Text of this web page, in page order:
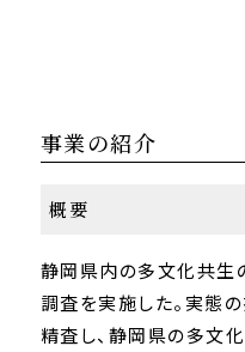
事業の紹介
概要
静岡県内の多文化共生
調査を実施した。実態
精査し、静岡県の多文